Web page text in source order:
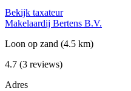
Bekijk taxateur
Makelaardij Bertens B.V.
Loon op zand (4.5 km)
4.7 (3 reviews)
Adres